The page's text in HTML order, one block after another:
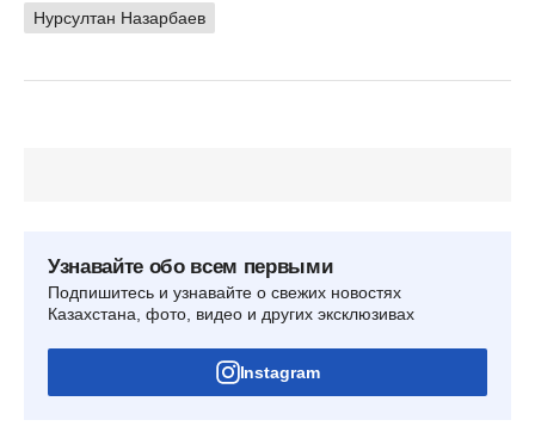
Нурсултан Назарбаев
Узнавайте обо всем первыми
Подпишитесь и узнавайте о свежих новостях
Казахстана, фото, видео и других эксклюзивах
Instagram